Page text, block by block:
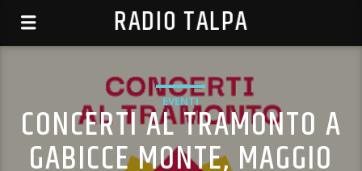
RADIO TALPA
EVENTI
CONCERTI AL TRAMONTO A
GABICCE MONTE, MAGGIO